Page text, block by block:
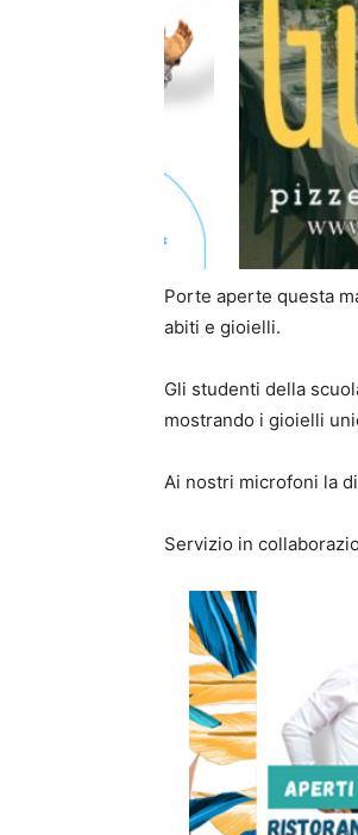
Porte aperte questa
abiti e gioielli.
Gli studenti della
mostrando i gioielli
Ai nostri microfoni la
Servizio in